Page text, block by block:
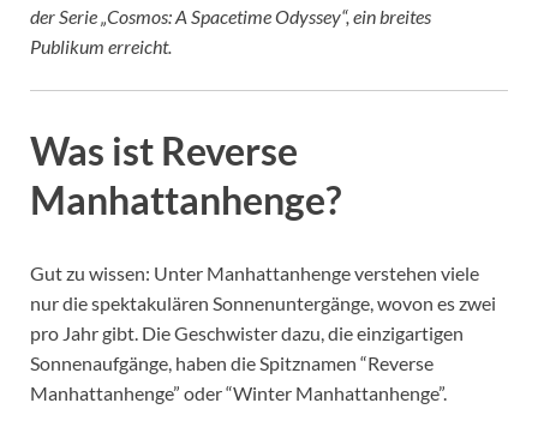
der Serie „Cosmos: A Spacetime Odyssey“, ein breites
Publikum erreicht.
Was ist Reverse
Manhattanhenge?
Gut zu wissen: Unter Manhattanhenge verstehen viele
nur die spektakulären Sonnenuntergänge, wovon es zwei
pro Jahr gibt. Die Geschwister dazu, die einzigartigen
Sonnenaufgänge, haben die Spitznamen “Reverse
Manhattanhenge” oder “Winter Manhattanhenge”.